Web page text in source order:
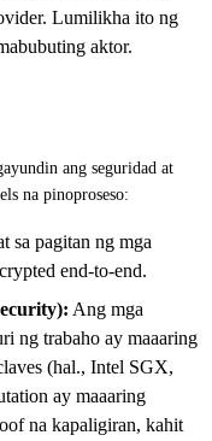
Lumilikha ito ng
aktor.
ang seguridad at
na pinoproseso:
sa pagitan ng mga
end-to-end.
Ang mga
ng trabaho ay maaaring
(hal., Intel SGX,
ay maaaring
na kapaligiran, kahit